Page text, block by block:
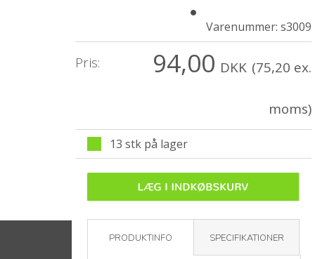
Varenummer: s3009
Pris: 94,00 DKK (75,20 ex.
moms)
13 stk på lager
PRODUKTINFO SPECIFIKATIONER